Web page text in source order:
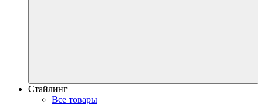
Стайлинг
Все товары